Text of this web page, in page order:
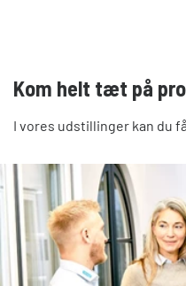
Kom helt tæt på
I vores udstillinger kan du